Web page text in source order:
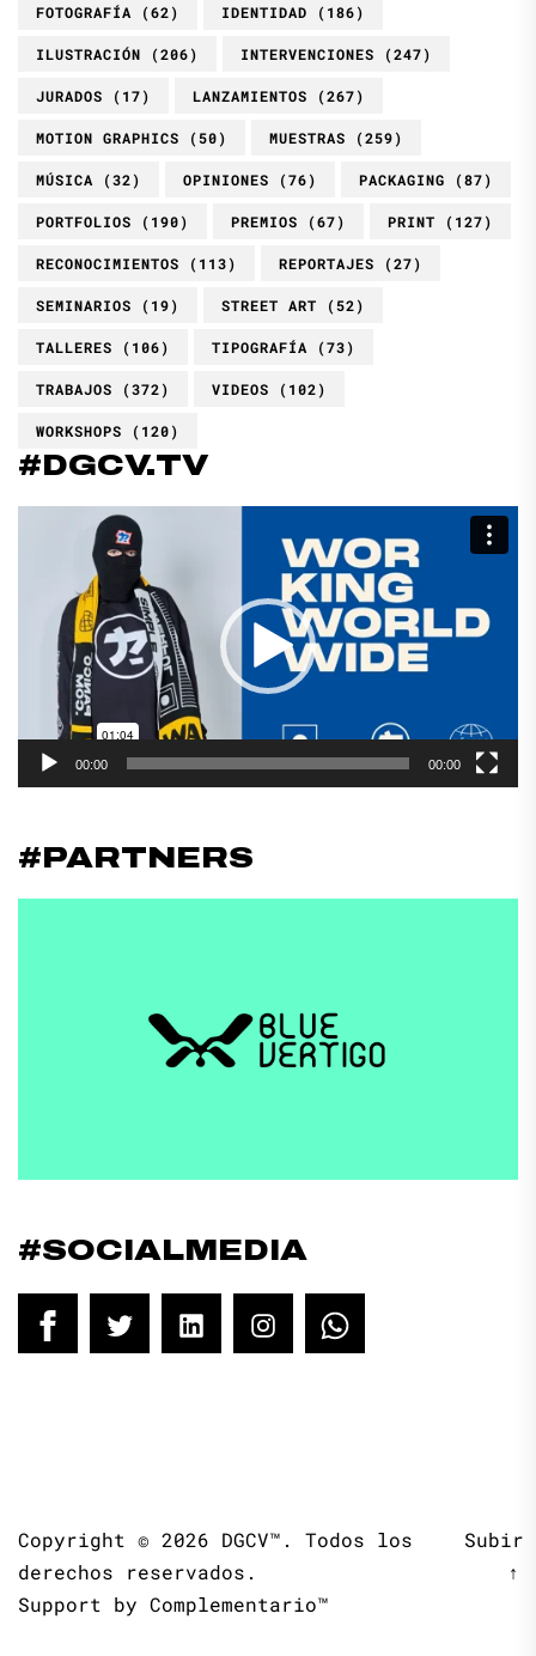
FOTOGRAFÍA (62) IDENTIDAD (186)
ILUSTRACIÓN (206) INTERVENCIONES (247)
JURADOS (17) LANZAMIENTOS (267)
MOTION GRAPHICS (50) MUESTRAS (259)
MÚSICA (32) OPINIONES (76) PACKAGING (87)
PORTFOLIOS (190) PREMIOS (67) PRINT (127)
RECONOCIMIENTOS (113) REPORTAJES (27)
SEMINARIOS (19) STREET ART (52)
TALLERES (106) TIPOGRAFÍA (73)
TRABAJOS (372) VIDEOS (102)
WORKSHOPS (120)
#DGCV.TV
Reproductor
00:00 00:00
#PARTNERS
#SOCIALMEDIA
FacebookTwitter LinkedInInstagram
Copyright © 2026 DGCV™. Todos los
derechos reservados.
Support by Complementario™
Subir
↑